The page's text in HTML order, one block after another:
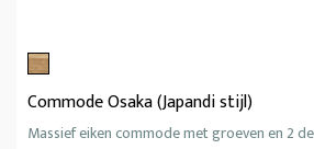
Commode Osaka (Japandi stijl)
Massief eiken commode met groeven en 2